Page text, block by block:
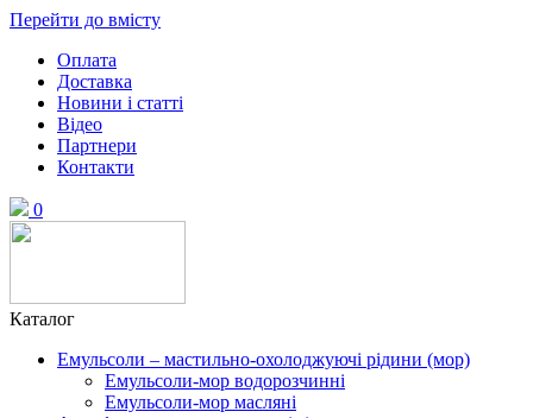
Перейти до вмісту
Оплата
Доставка
Новини і статті
Відео
Партнери
Контакти
0
Каталог
Емульсоли – мастильно-охолоджуючі рідини (мор)
Емульсоли-мор водорозчинні
Емульсоли-мор масляні